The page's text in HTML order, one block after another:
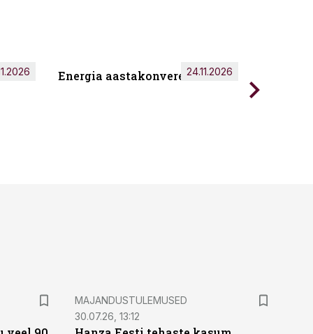
Energia aastakonverents 2026
24.11.2026
MAJANDUSTULEMUSED
30.07.26, 13:12